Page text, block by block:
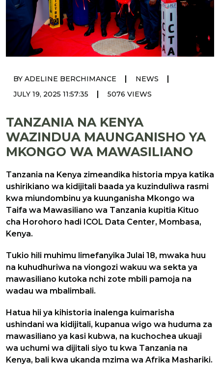
BY ADELINE BERCHIMANCE | NEWS |
JULY 19, 2025 11:57:35 | 5076 VIEWS
TANZANIA NA KENYA
WAZINDUA MAUNGANISHO YA
MKONGO WA MAWASILIANO
Tanzania na Kenya zimeandika historia mpya katika
ushirikiano wa kidijitali baada ya kuzinduliwa rasmi
kwa miundombinu ya kuunganisha Mkongo wa
Taifa wa Mawasiliano wa Tanzania kupitia Kituo
cha Horohoro hadi ICOL Data Center, Mombasa,
Kenya.
Tukio hili muhimu limefanyika Julai 18, mwaka huu
na kuhudhuriwa na viongozi wakuu wa sekta ya
mawasiliano kutoka nchi zote mbili pamoja na
wadau wa mbalimbali.
Hatua hii ya kihistoria inalenga kuimarisha
ushindani wa kidijitali, kupanua wigo wa huduma za
mawasiliano ya kasi kubwa, na kuchochea ukuaji
wa uchumi wa dijitali siyo tu kwa Tanzania na
Kenya, bali kwa ukanda mzima wa Afrika Mashariki.